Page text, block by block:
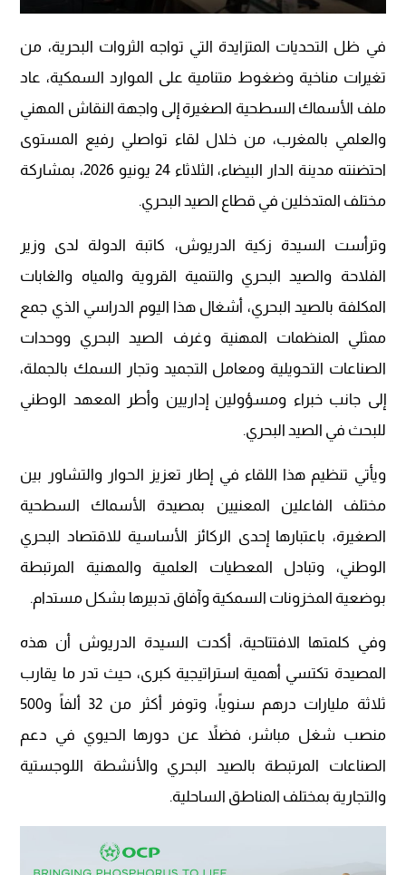
في ظل التحديات المتزايدة التي تواجه الثروات البحرية، من
تغيرات مناخية وضغوط متنامية على الموارد السمكية، عاد
ملف الأسماك السطحية الصغيرة إلى واجهة النقاش المهني
والعلمي بالمغرب، من خلال لقاء تواصلي رفيع المستوى
احتضنته مدينة الدار البيضاء، الثلاثاء 24 يونيو 2026، بمشاركة
مختلف المتدخلين في قطاع الصيد البحري.
وترأست السيدة زكية الدريوش، كاتبة الدولة لدى وزير
الفلاحة والصيد البحري والتنمية القروية والمياه والغابات
المكلفة بالصيد البحري، أشغال هذا اليوم الدراسي الذي جمع
ممثلي المنظمات المهنية وغرف الصيد البحري ووحدات
الصناعات التحويلية ومعامل التجميد وتجار السمك بالجملة،
إلى جانب خبراء ومسؤولين إداريين وأطر المعهد الوطني
للبحث في الصيد البحري.
ويأتي تنظيم هذا اللقاء في إطار تعزيز الحوار والتشاور بين
مختلف الفاعلين المعنيين بمصيدة الأسماك السطحية
الصغيرة، باعتبارها إحدى الركائز الأساسية للاقتصاد البحري
الوطني، وتبادل المعطيات العلمية والمهنية المرتبطة
بوضعية المخزونات السمكية وآفاق تدبيرها بشكل مستدام.
وفي كلمتها الافتتاحية، أكدت السيدة الدريوش أن هذه
المصيدة تكتسي أهمية استراتيجية كبرى، حيث تدر ما يقارب
ثلاثة مليارات درهم سنوياً، وتوفر أكثر من 32 ألفاً و500
منصب شغل مباشر، فضلاً عن دورها الحيوي في دعم
الصناعات المرتبطة بالصيد البحري والأنشطة اللوجستية
والتجارية بمختلف المناطق الساحلية.